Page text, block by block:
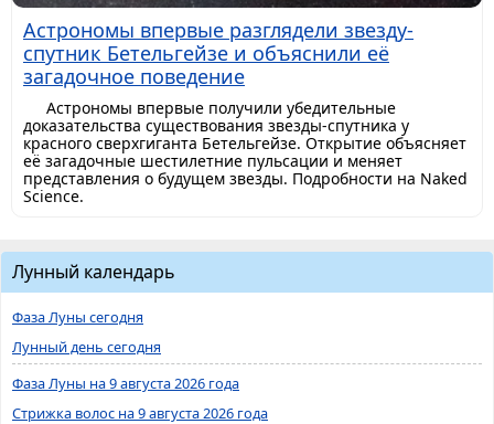
Астрономы впервые разглядели звезду-
спутник Бетельгейзе и объяснили её
загадочное поведение
Астрономы впервые получили убедительные
доказательства существования звезды-спутника у
красного сверхгиганта Бетельгейзе. Открытие объясняет
её загадочные шестилетние пульсации и меняет
представления о будущем звезды. Подробности на Naked
Science.
Лунный календарь
Фаза Луны сегодня
Лунный день сегодня
Фаза Луны на 9 августа 2026 года
Стрижка волос на 9 августа 2026 года